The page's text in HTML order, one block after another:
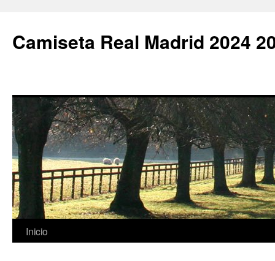
Camiseta Real Madrid 2024
Saltar
Inicio